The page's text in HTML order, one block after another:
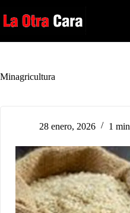
al
contenido
Minagricultura
28 enero, 2026 1 min